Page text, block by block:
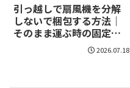
引っ越しで扇風機を分解
しないで梱包する方法｜
そのまま運ぶ時の固定と
破損対策がわかる！2026.07.18